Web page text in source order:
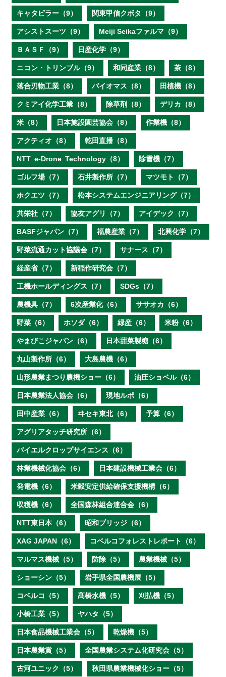
キャタピラー（9） 関東甲信クボタ（9）
アシストスーツ（9） Meiji Seikaファルマ（9）
ＢＡＳＦ（9） 日産化学（9）
ニコン・トリンブル（9） 和同産業（8） 茶（8）
落合刃物工業（8） バイオマス（8） 田植機（8）
クミアイ化学工業（8） 除草剤（8） デリカ（8）
米（8） 日本施設園芸協会（8） 作業機（8）
アクティオ（8） 乾田直播（8）
NTT e‐Drone Technology（8） 除雪機（7）
ゴルフ場（7） 石井製作所（7） マツモト（7）
ホクエツ（7） 松本システムエンジニアリング（7）
共栄社（7） 協友アグリ（7） アイデック（7）
BASFジャパン（7） 福農産業（7） 北興化学（7）
野菜流通カット協議会（7） サナース（7）
経産省（7） 新稲作研究会（7）
工機ホールディングス（7） SDGs（7）
農機具（7） 6次産業化（6） ササオカ（6）
野菜（6） ホソダ（6） 緑産（6） 米粉（6）
やまびこジャパン（6） 日本甜菜製糖（6）
丸山製作所（6） 大島農機（6）
山形農業まつり農機ショー（6） 油圧ショベル（6）
日本農業法人協会（6） 現地ルポ（6）
田中産業（6） ヰセキ東北（6） 予算（6）
アグリアタッチ研究所（6）
バイエルクロップサイエンス（6）
林業機械化協会（6） 日本建設機械工業会（6）
発電機（6） 米穀安定供給確保支援機構（6）
収穫機（6） 全国森林組合連合会（6）
NTT東日本（6） 昭和ブリッジ（6）
XAG JAPAN（6） コベルコフォレストレポート（6）
マルマス機械（5） 防除（5） 農業機械（5）
ショーシン（5） 岩手県全国農機展（5）
コベルコ（5） 髙橋水機（5） 刈払機（5）
小橋工業（5） ヤハタ（5）
日本食品機械工業会（5） 乾燥機（5）
日本農業賞（5） 全国農業システム化研究会（5）
古河ユニック（5） 秋田県農業機械化ショー（5）